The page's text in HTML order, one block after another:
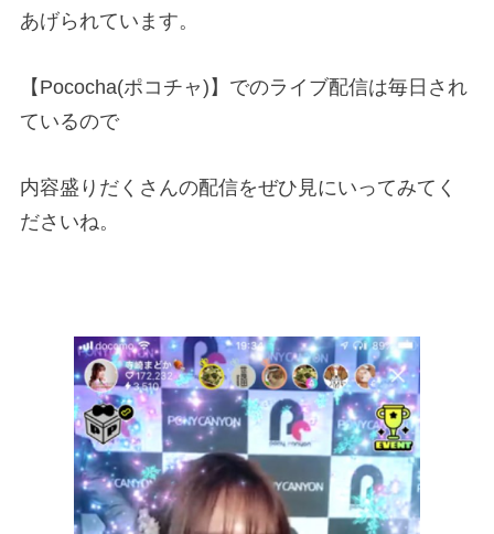
あげられています。
【Pococha(ポコチャ)】でのライブ配信は毎日され
ているので
内容盛りだくさんの配信をぜひ見にいってみてく
ださいね。